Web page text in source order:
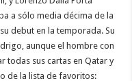
a sólo media décima de la
debut en la temporada. Su
aunque el hombre con
todas sus cartas en Qatar y
de la lista de favoritos: